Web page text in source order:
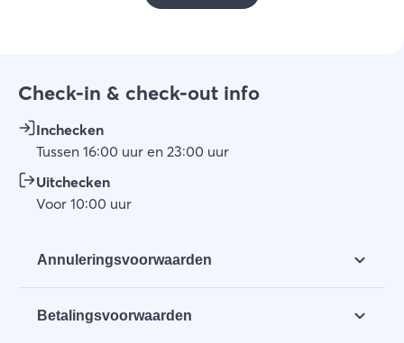
Check-in & check-out info
Inchecken
Tussen 16:00 uur en 23:00 uur
Uitchecken
Voor 10:00 uur
Annuleringsvoorwaarden
kosteloos door de huurder worden geannuleerd.
Betalingsvoorwaarden